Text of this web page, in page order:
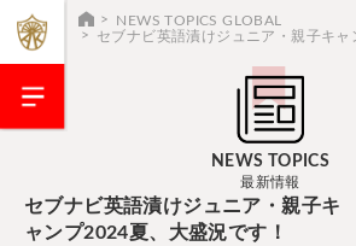
NEWS TOPICS GLOBAL
セブナビ英語漬けジュニア・親子キャ
NEWS TOPICS
最新情報
セブナビ英語漬けジュニア・親子キ
ャンプ2024夏、大盛況です！